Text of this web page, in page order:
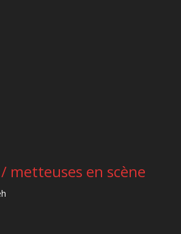
metteuses en scène